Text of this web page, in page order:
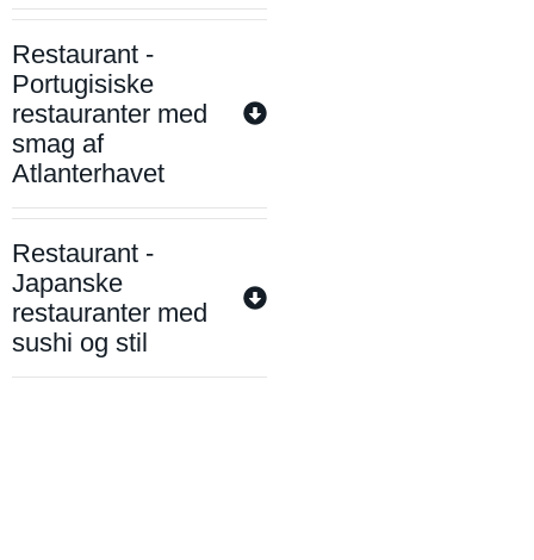
Restaurant -
Portugisiske
restauranter med
smag af
Atlanterhavet
Restaurant -
Japanske
restauranter med
sushi og stil